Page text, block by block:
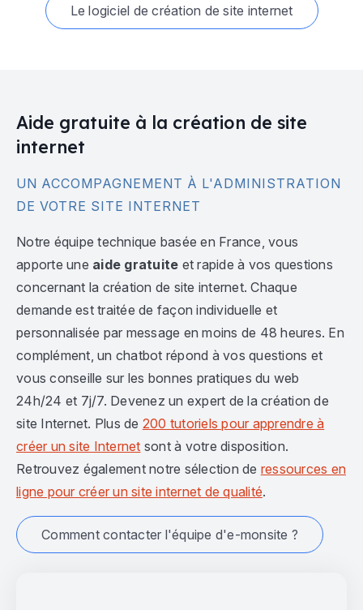
Le logiciel de création de site internet
Aide gratuite à la création de site
internet
UN ACCOMPAGNEMENT À L'ADMINISTRATION
DE VOTRE SITE INTERNET
Notre équipe technique basée en France, vous
apporte une aide gratuite et rapide à vos questions
concernant la création de site internet. Chaque
demande est traitée de façon individuelle et
personnalisée par message en moins de 48 heures. En
complément, un chatbot répond à vos questions et
vous conseille sur les bonnes pratiques du web
24h/24 et 7j/7. Devenez un expert de la création de
site Internet. Plus de 200 tutoriels pour apprendre à
créer un site Internet sont à votre disposition.
Retrouvez également notre sélection de ressources en
ligne pour créer un site internet de qualité.
Comment contacter l'équipe d'e-monsite ?